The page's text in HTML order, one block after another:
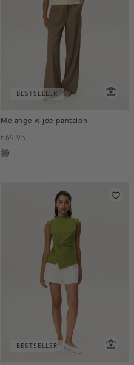
BESTSELLER
Melange wijde pantalon
€69.95
taupe,
BESTSELLER